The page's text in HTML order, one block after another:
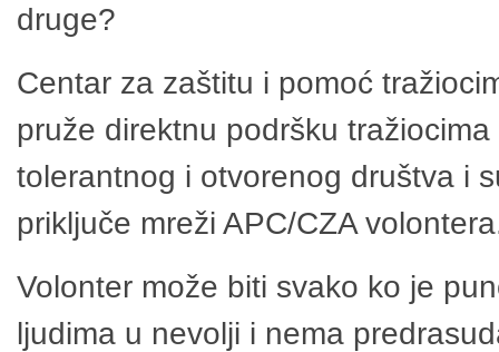
druge?
Centar za zaštitu i pomoć
pruže direktnu podršku
tolerantnog i otvorenog društva i
priključe mreži APC/CZA
Volonter može biti svako ko je
ljudima u nevolji i nema